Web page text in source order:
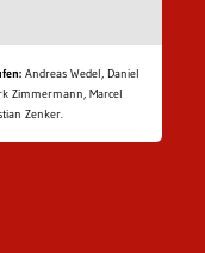
Andreas Wedel, Daniel
Zimmermann, Marcel
Zenker.